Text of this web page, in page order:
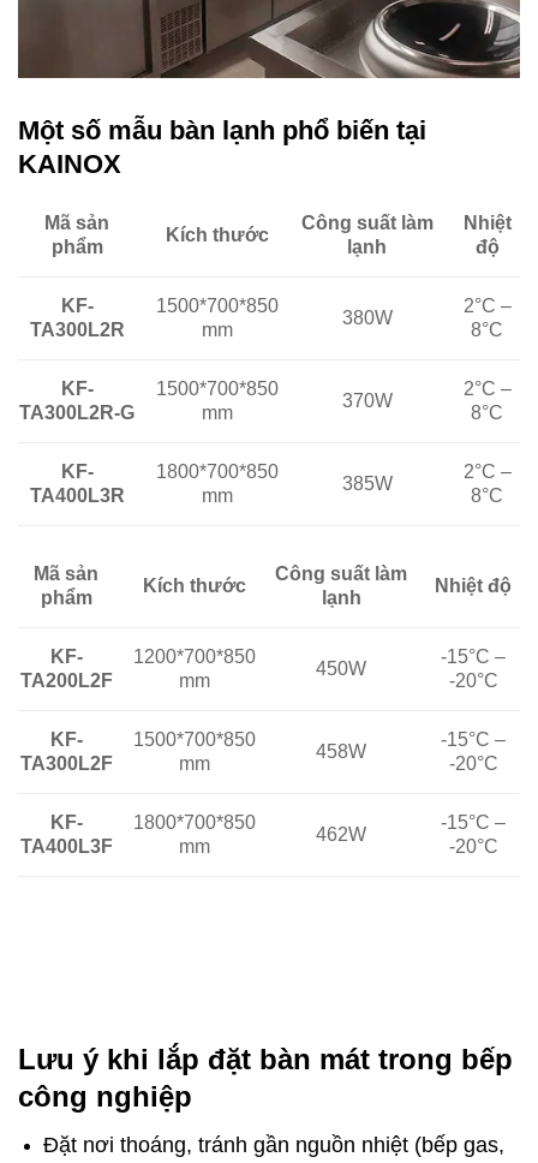
Một số mẫu bàn lạnh phổ biến tại
KAINOX
Mã sản
phẩm
Kích thước
Công suất làm
lạnh
Nhiệt
độ
KF-
TA300L2R
1500*700*850
mm
380W
2°C –
8°C
KF-
TA300L2R-G
1500*700*850
mm
370W
2°C –
8°C
KF-
TA400L3R
1800*700*850
mm
385W
2°C –
8°C
Mã sản
phẩm
Kích thước
Công suất làm
lạnh
Nhiệt độ
KF-
TA200L2F
1200*700*850
mm
450W
-15°C –
-20°C
KF-
TA300L2F
1500*700*850
mm
458W
-15°C –
-20°C
KF-
TA400L3F
1800*700*850
mm
462W
-15°C –
-20°C
Lưu ý khi lắp đặt bàn mát trong bếp
công nghiệp
Đặt nơi thoáng, tránh gần nguồn nhiệt (bếp gas,